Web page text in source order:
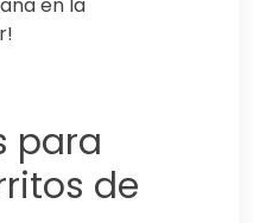
para
de